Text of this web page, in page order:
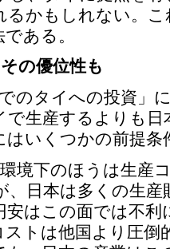
るかもしれない。
ある。
の優位性も
のタイへの投資」
で生産するよりも
はいくつかの前提条
境下のほうは生産
、日本は多くの生
安はこの面では不利
ストは他国より圧倒